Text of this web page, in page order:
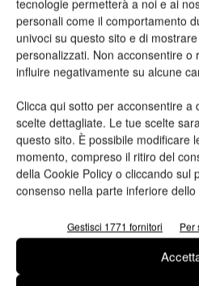
tecnologie permetterà a noi e ai
personali come il comportamento
univoci su questo sito e di
personalizzati. Non acconsentire o
influire negativamente su alcune
Clicca qui sotto per acconsentire a
scelte dettagliate. Le tue scelte
questo sito. È possibile modificare
momento, compreso il ritiro del
della Cookie Policy o cliccando sul
consenso nella parte inferiore dello
Gestisci 1771 fornitori Per
Oggetto
Messaggio